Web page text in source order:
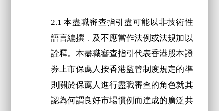
2.1 本盡職審查指引盡可能以非技術性
語言編撰，及不應當作法例或法規加以
詮釋。本盡職審查指引代表香港股本證
券上市保薦人按香港監管制度規定的準
則關於保薦人進行盡職審查的角色就其
認為何謂良好市場慣例而達成的廣泛共